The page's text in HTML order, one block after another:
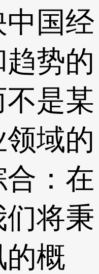
国经
势的
是某
领域的
：在
们将秉
的概